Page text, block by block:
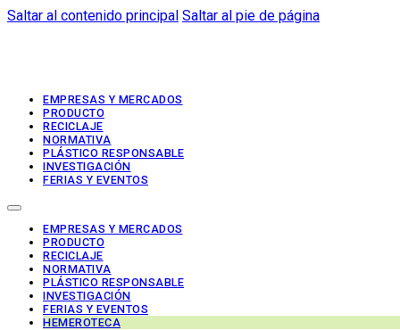
Saltar al contenido principal Saltar al pie de página
EMPRESAS Y MERCADOS
PRODUCTO
RECICLAJE
NORMATIVA
PLÁSTICO RESPONSABLE
INVESTIGACIÓN
FERIAS Y EVENTOS
EMPRESAS Y MERCADOS
PRODUCTO
RECICLAJE
NORMATIVA
PLÁSTICO RESPONSABLE
INVESTIGACIÓN
FERIAS Y EVENTOS
HEMEROTECA